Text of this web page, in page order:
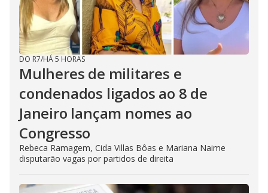
DO R7/HÁ 5 HORAS
Mulheres de militares e
condenados ligados ao 8 de
Janeiro lançam nomes ao
Congresso
Rebeca Ramagem, Cida Villas Bôas e Mariana Naime
disputarão vagas por partidos de direita